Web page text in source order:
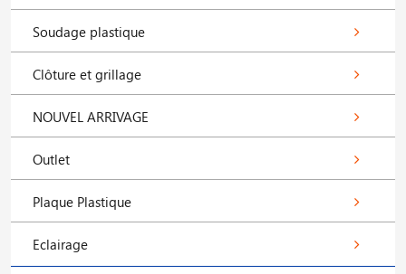
Soudage plastique
Clôture et grillage
NOUVEL ARRIVAGE
Outlet
Plaque Plastique
Eclairage